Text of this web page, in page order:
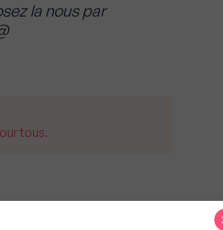
la nous par
tous.